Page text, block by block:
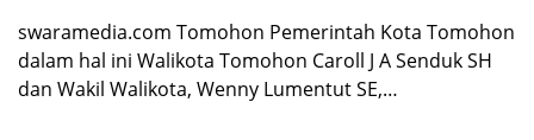
swaramedia.com Tomohon Pemerintah Kota Tomohon
dalam hal ini Walikota Tomohon Caroll J A Senduk SH
dan Wakil Walikota, Wenny Lumentut SE,…